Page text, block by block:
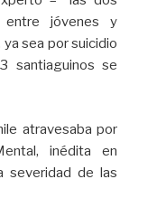
entre jóvenes y
sea por suicidio
santiaguinos se
atravesaba por
inédita en
severidad de las